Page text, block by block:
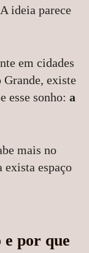
ideia parece
em cidades
Grande, existe
esse sonho: a
mais no
exista espaço
e por que